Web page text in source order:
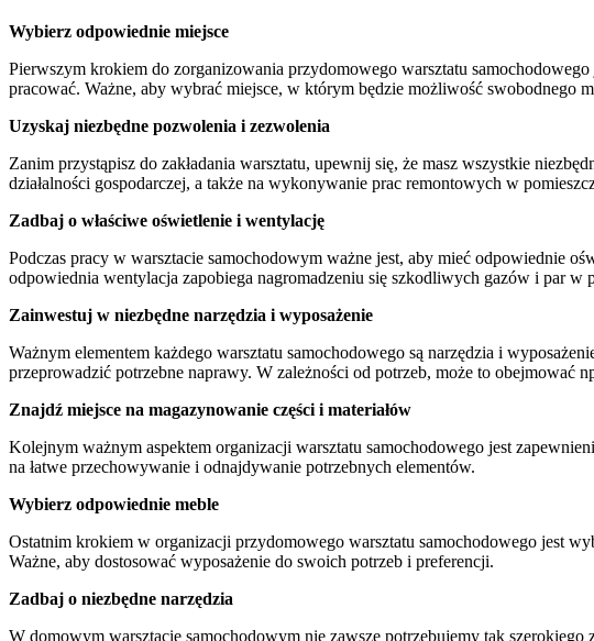
Wybierz odpowiednie miejsce
Pierwszym krokiem do zorganizowania przydomowego warsztatu
pracować. Ważne, aby wybrać miejsce, w którym będzie możliwość swobodnego
Uzyskaj niezbędne pozwolenia i zezwolenia
Zanim przystąpisz do zakładania warsztatu, upewnij się, że masz wszystkie
działalności gospodarczej, a także na wykonywanie prac remontowych w
Zadbaj o właściwe oświetlenie i wentylację
Podczas pracy w warsztacie samochodowym ważne jest, aby mieć odpowiednie
odpowiednia wentylacja zapobiega nagromadzeniu się szkodliwych gazów i par w
Zainwestuj w niezbędne narzędzia i wyposażenie
Ważnym elementem każdego warsztatu samochodowego są narzędzia i
przeprowadzić potrzebne naprawy. W zależności od potrzeb, może to obejmować
Znajdź miejsce na magazynowanie części i materiałów
Kolejnym ważnym aspektem organizacji warsztatu samochodowego jest
na łatwe przechowywanie i odnajdywanie potrzebnych elementów.
Wybierz odpowiednie meble
Ostatnim krokiem w organizacji przydomowego warsztatu samochodowego jest
Ważne, aby dostosować wyposażenie do swoich potrzeb i preferencji.
Zadbaj o niezbędne narzędzia
W domowym warsztacie samochodowym nie zawsze potrzebujemy tak